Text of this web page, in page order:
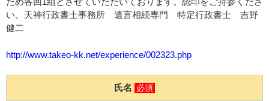
い。天神行政書士事務所 遺言相続専門 特定行政書士 吉野
健二
http://www.takeo-kk.net/experience/002323.php
氏名 必須